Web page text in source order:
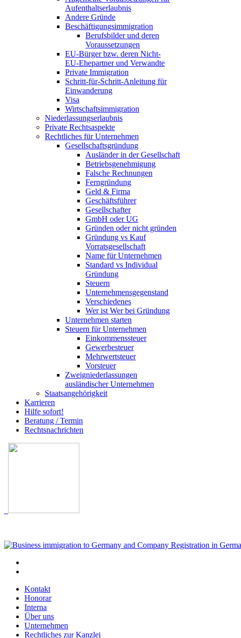
Aufenthaltserlaubnis
Andere Gründe
Beschäftigungsimmigration
Berufsbilder und deren
Voraussetzungen
EU-Bürger bzw. deren Nicht-
EU-Ehepartner und Verwandte
Private Immigration
Schritt-für-Schritt-Anleitung für
Einwanderung
Visa
Wirtschaftsimmigration
Niederlassungserlaubnis
Private Rechtsaspekte
Rechtliches für Unternehmen
Gesellschaftsgründung
Ausländer in der Gesellschaft
Betriebsgenehmigung
Falsche Rechnungen
Ferngründung
Geld & Firma
Geschäftsführer
Gesellschafter
GmbH oder UG
Gründen oder nicht gründen
Gründung vs Kauf
Vorratsgesellschaft
Name für Unternehmen
Standard vs Individual
Gründung
Steuern
Unternehmensgegenstand
Verschiedenes
Wer ist Wer bei Gründung
Unternehmen starten
Steuern für Unternehmen
Einkommenssteuer
Gewerbesteuer
Mehrwertsteuer
Vorsteuer
Zweigniederlassungen
ausländischer Unternehmen
Staatsangehörigkeit
Karrieren
Hilfe sofort!
Beratung / Termin
Rechtsnachrichten
Kontakt
Honorar
Interna
Über uns
Unternehmen
Rechtliches zur Kanzlei